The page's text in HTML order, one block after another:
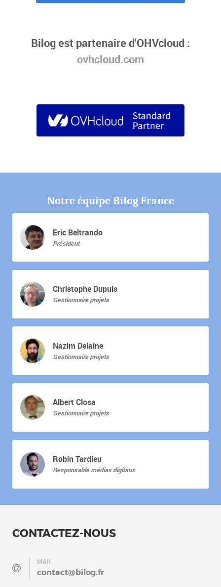
Bilog est partenaire d'OHVcloud :
ovhcloud.com
Notre équipe Bilog France
Eric Beltrando
Président
Christophe Dupuis
Gestionnaire projets
Nazim Delaine
Gestionnaire projets
Albert Closa
Gestionnaire projets
Robin Tardieu
Responsable médias digitaux
CONTACTEZ-NOUS
MAIL
contact@bilog.fr